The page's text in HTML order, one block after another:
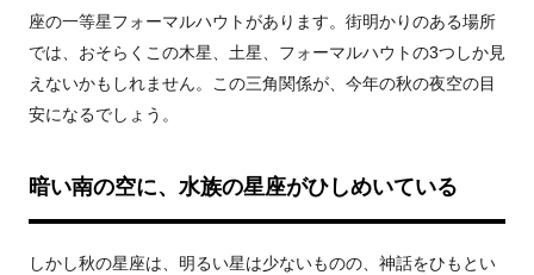
座の一等星フォーマルハウトがあります。街明かりのある場所
では、おそらくこの木星、土星、フォーマルハウトの3つしか見
えないかもしれません。この三角関係が、今年の秋の夜空の目
安になるでしょう。
暗い南の空に、水族の星座がひしめいている
しかし秋の星座は、明るい星は少ないものの、神話をひもとい